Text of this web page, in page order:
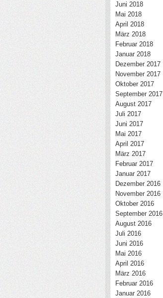
Juni 2018
Mai 2018
April 2018
März 2018
Februar 2018
Januar 2018
Dezember 2017
November 2017
Oktober 2017
September 2017
August 2017
Juli 2017
Juni 2017
Mai 2017
April 2017
März 2017
Februar 2017
Januar 2017
Dezember 2016
November 2016
Oktober 2016
September 2016
August 2016
Juli 2016
Juni 2016
Mai 2016
April 2016
März 2016
Februar 2016
Januar 2016